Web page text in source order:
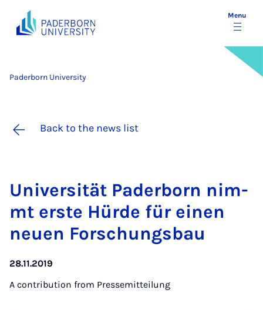
Menu
Paderborn University
Back to the news list
Uni­versität Pader­born nim­
mt er­ste Hürde für ein­en
neuen Forschungs­bau
28.11.2019
A contribution from Pressemitteilung